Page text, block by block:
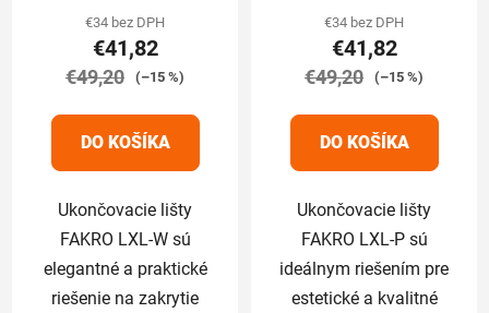
produktu
je
5,0
5
hviezdičiek.
€34 bez DPH
€41,82
€49,20 (–15 %)
DO KOŠÍKA
Ukončovacie lišty
FAKRO LXL-W sú
elegantné a praktické
riešenie na zakrytie
produktu
je
5,0
5
hviezdičiek.
€34 bez DPH
€41,82
€49,20 (–15 %)
DO KOŠÍKA
Ukončovacie lišty
FAKRO LXL-P sú
ideálnym riešením pre
estetické a kvalitné